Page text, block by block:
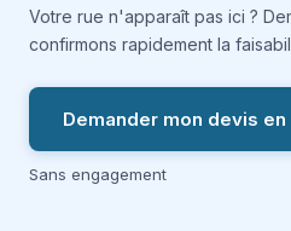
Votre rue n'apparaît pas ici ?
confirmons rapidement la
Demander mon devis en
Sans engagement